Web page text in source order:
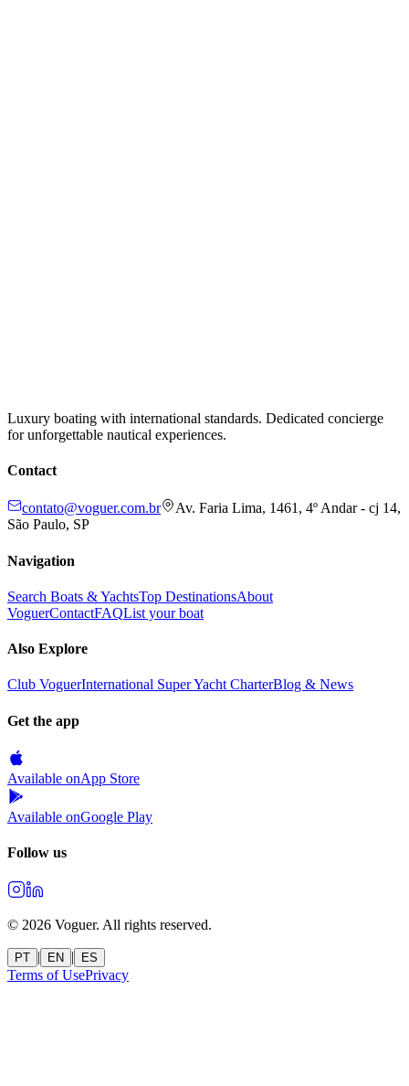
Luxury boating with international standards. Dedicated concierge
for unforgettable nautical experiences.
Contact
contato@voguer.com.br
Av. Faria Lima, 1461, 4º Andar - cj 14,
São Paulo, SP
Navigation
Search Boats & YachtsTop DestinationsAbout
VoguerContactFAQList your boat
Also Explore
Club VoguerInternational Super Yacht CharterBlog & News
Get the app
Available onApp Store
Available onGoogle Play
Follow us
© 2026 Voguer. All rights reserved.
PT | EN | ES
Terms of UsePrivacy